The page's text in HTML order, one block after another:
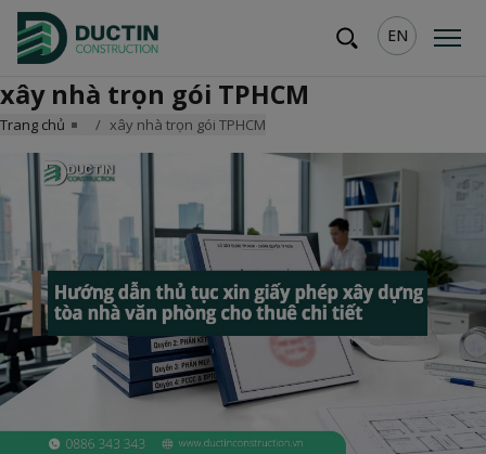
EN
xây nhà trọn gói TPHCM
Trang chủ xây nhà trọn gói TPHCM